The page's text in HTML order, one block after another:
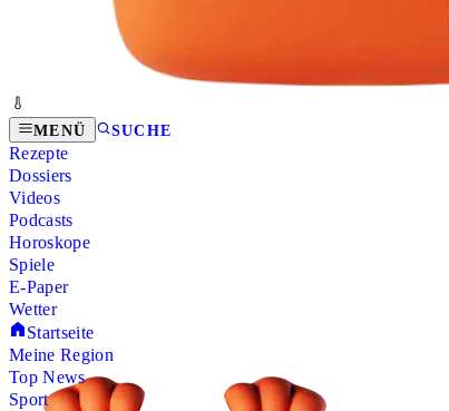
MENÜ SUCHE
Rezepte
Dossiers
Videos
Podcasts
Horoskope
Spiele
E-Paper
Wetter
Startseite
Meine Region
Top News
Sport